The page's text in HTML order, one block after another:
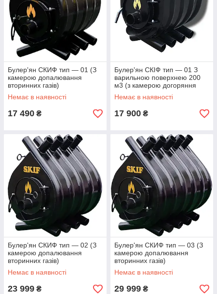
Булер'ян СКИФ тип — 01 (З
камерою допалювання
вторинних газів)
Немає в наявності
17 490 ₴
Булер'ян СКІФ тип — 01 З
варильною поверхнею 200
м3 (з камерою догоряння
вторинних газів)
Немає в наявності
17 900 ₴
Булер'ян СКИФ тип — 02 (З
камерою допалювання
вторинних газів)
Немає в наявності
23 999 ₴
Булер'ян СКИФ тип — 03 (З
камерою допалювання
вторинних газів)
Немає в наявності
29 999 ₴